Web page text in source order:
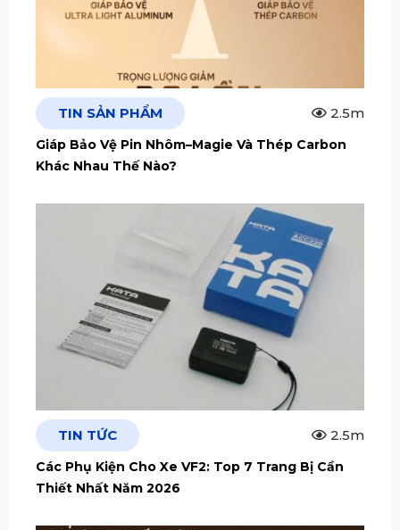
TIN SẢN PHẨM 2.5m
Giáp Bảo Vệ Pin Nhôm–Magie Và Thép Carbon
Khác Nhau Thế Nào?
TIN TỨC 2.5m
Các Phụ Kiện Cho Xe VF2: Top 7 Trang Bị Cần
Thiết Nhất Năm 2026